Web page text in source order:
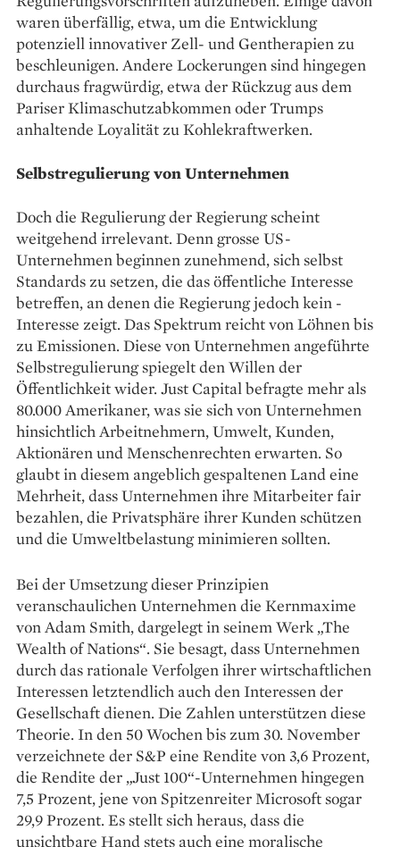
waren überfällig, etwa, um die Entwicklung
potenziell innovativer Zell- und Gentherapien zu
beschleunigen. Andere ­Lockerungen sind hingegen
durchaus frag­würdig, etwa der Rückzug aus dem
Pariser Klimaschutzabkommen oder Trumps
anhaltende Loyalität zu ­Kohlekraftwerken.
Selbstregulierung von Unternehmen
Doch die Regulierung der Regierung scheint
weitgehend irrelevant. Denn grosse US-
Unternehmen beginnen zunehmend, sich selbst
Standards zu setzen, die das öffentliche Interesse
betreffen, an denen die Regierung jedoch kein ­
Interesse zeigt. Das Spektrum reicht von ­Löhnen bis
zu Emissionen. Diese von Unternehmen angeführte
Selbstregulierung spiegelt den Willen der
Öffentlichkeit wider. Just Capital befragte mehr als
80.000 Amerikaner, was sie sich von Unternehmen
hinsichtlich Arbeitnehmern, Umwelt, Kunden,
Aktionären und Menschenrechten erwarten. So
glaubt in diesem angeblich gespaltenen Land eine
Mehrheit, dass Unternehmen ihre Mitarbeiter fair
bezahlen, die Privatsphäre ihrer Kunden schützen
und die Umweltbelastung ­minimieren sollten.
Bei der Umsetzung dieser Prinzipien
veranschaulichen Unternehmen die Kernmaxime
von Adam Smith, dargelegt in seinem Werk „The
Wealth of Nations“. Sie besagt, dass Unternehmen
durch das rationale Verfolgen ihrer wirtschaftlichen
Interessen letztendlich auch den Interessen der
Gesellschaft dienen. Die ­Zahlen unterstützen diese
Theorie. In den 50 Wochen bis zum 30. November
verzeichnete der S&P eine Rendite von 3,6 Prozent,
die Rendite der „Just 100“-Unternehmen hingegen
7,5 Prozent, jene von Spitzenreiter Microsoft sogar
29,9 Prozent. Es stellt sich heraus, dass die
unsichtbare Hand stets auch eine moralische